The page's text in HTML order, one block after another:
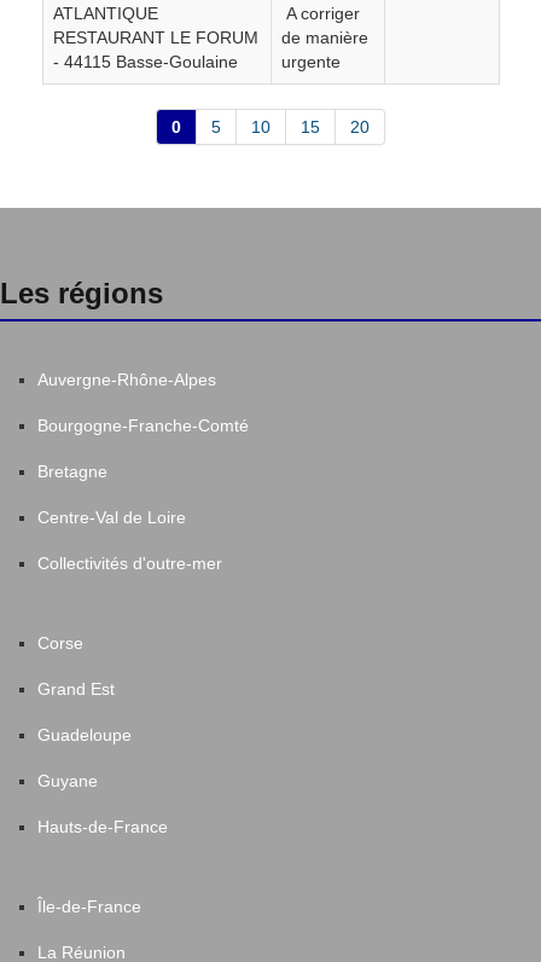
La Limouzinière
La Plaine-sur-Mer
La Planche
La Remaudière
La Roche-sur-Yon
Le Bignon
Le Croisic
ATLANTIQUE
RESTAURANT LE FORUM
- 44115 Basse-Goulaine
A corriger
de manière
urgente
0 5 10 15 20
Les régions
Auvergne-Rhône-Alpes
Bourgogne-Franche-Comté
Bretagne
Centre-Val de Loire
Collectivités d'outre-mer
Corse
Grand Est
Guadeloupe
Guyane
Hauts-de-France
Île-de-France
La Réunion